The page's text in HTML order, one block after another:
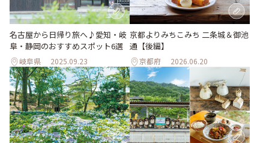
名古屋から日帰り旅へ♪愛知・岐
阜・静岡のおすすめスポット6選
岐阜県 2025.09.23
京都よりみちこみち 二条城＆御池
通【後編】
京都府 2026.06.20